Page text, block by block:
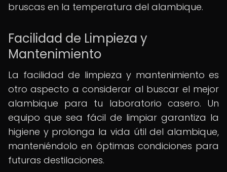
bruscas en la temperatura del alambique.
Facilidad de Limpieza y
Mantenimiento
La facilidad de limpieza y mantenimiento es
otro aspecto a considerar al buscar el mejor
alambique para tu laboratorio casero. Un
equipo que sea fácil de limpiar garantiza la
higiene y prolonga la vida útil del alambique,
manteniéndolo en óptimas condiciones para
futuras destilaciones.